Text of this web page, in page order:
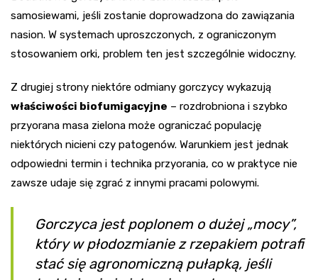
samosiewami, jeśli zostanie doprowadzona do zawiązania
nasion. W systemach uproszczonych, z ograniczonym
stosowaniem orki, problem ten jest szczególnie widoczny.
Z drugiej strony niektóre odmiany gorczycy wykazują
właściwości biofumigacyjne – rozdrobniona i szybko
przyorana masa zielona może ograniczać populację
niektórych nicieni czy patogenów. Warunkiem jest jednak
odpowiedni termin i technika przyorania, co w praktyce nie
zawsze udaje się zgrać z innymi pracami polowymi.
Gorczyca jest poplonem o dużej „mocy”,
który w płodozmianie z rzepakiem potrafi
stać się agronomiczną pułapką, jeśli